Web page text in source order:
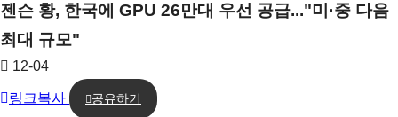
젠슨 황, 한국에 GPU 26만대 우선 공급..."미·중 다음
최대 규모"
12-04
링크복사 공유하기